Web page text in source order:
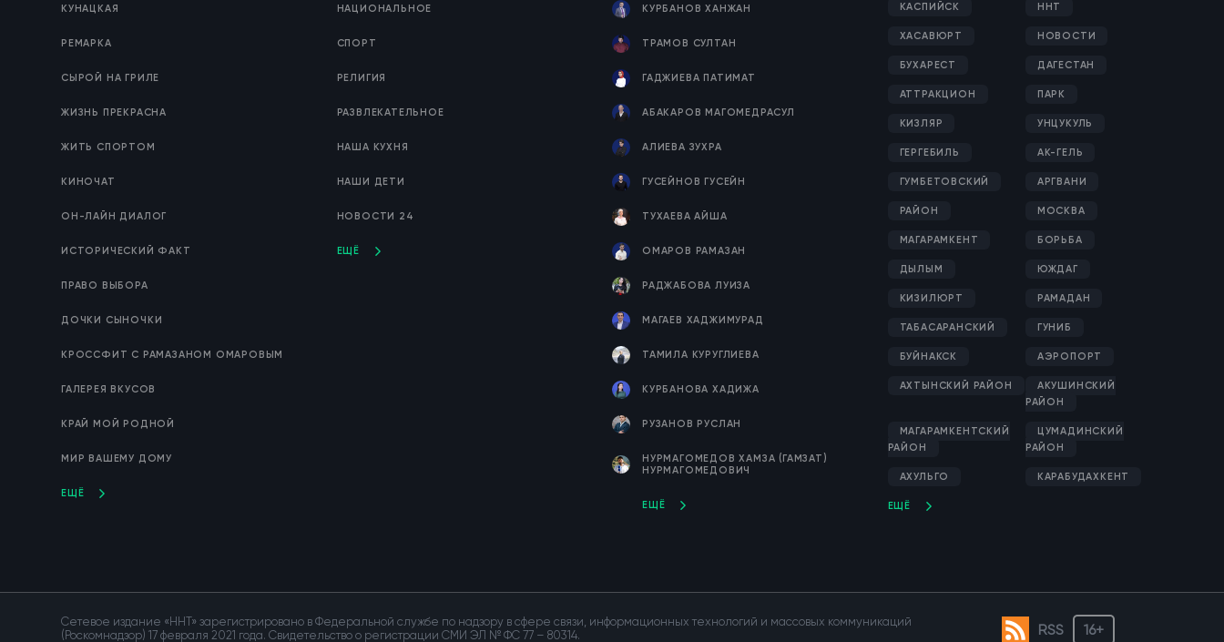
КУНАЦКАЯ
РЕМАРКА
СЫРОЙ НА ГРИЛЕ
ЖИЗНЬ ПРЕКРАСНА
ЖИТЬ СПОРТОМ
КИНОЧАТ
ОН-ЛАЙН ДИАЛОГ
ИСТОРИЧЕСКИЙ ФАКТ
ПРАВО ВЫБОРА
ДОЧКИ СЫНОЧКИ
КРОССФИТ С РАМАЗАНОМ ОМАРОВЫМ
ГАЛЕРЕЯ ВКУСОВ
КРАЙ МОЙ РОДНОЙ
МИР ВАШЕМУ ДОМУ
ЕЩЁ
НАЦИОНАЛЬНОЕ
СПОРТ
РЕЛИГИЯ
РАЗВЛЕКАТЕЛЬНОЕ
НАША КУХНЯ
НАШИ ДЕТИ
НОВОСТИ 24
ЕЩЁ
КУРБАНОВ ХАНЖАН
ТРАМОВ СУЛТАН
ГАДЖИЕВА ПАТИМАТ
АБАКАРОВ МАГОМЕДРАСУЛ
АЛИЕВА ЗУХРА
ГУСЕЙНОВ ГУСЕЙН
ТУХАЕВА АЙША
ОМАРОВ РАМАЗАН
РАДЖАБОВА ЛУИЗА
МАГАЕВ ХАДЖИМУРАД
ТАМИЛА КУРУГЛИЕВА
КУРБАНОВА ХАДИЖА
РУЗАНОВ РУСЛАН
НУРМАГОМЕДОВ ХАМЗА (ГАМЗАТ)
НУРМАГОМЕДОВИЧ
ЕЩЁ
КАСПИЙСК ННТ
ХАСАВЮРТ НОВОСТИ
БУХАРЕСТ ДАГЕСТАН
АТТРАКЦИОН ПАРК
КИЗЛЯР УНЦУКУЛЬ
ГЕРГЕБИЛЬ АК-ГЕЛЬ
ГУМБЕТОВСКИЙ АРГВАНИ
РАЙОН МОСКВА
МАГАРАМКЕНТ БОРЬБА
ДЫЛЫМ ЮЖДАГ
КИЗИЛЮРТ РАМАДАН
ТАБАСАРАНСКИЙ ГУНИБ
БУЙНАКСК АЭРОПОРТ
АХТЫНСКИЙ РАЙОН
АКУШИНСКИЙ
РАЙОН
МАГАРАМКЕНТСКИЙ
РАЙОН
ЦУМАДИНСКИЙ
РАЙОН
АХУЛЬГО КАРАБУДАХКЕНТ
ЕЩЁ
Сетевое издание «ННТ» зарегистрировано в Федеральной службе по надзору в сфере связи, информационных технологий и массовых коммуникаций
(Роскомнадзор) 17 февраля 2021 года. Свидетельство о регистрации СМИ ЭЛ № ФС 77 – 80314.
RSS 16+